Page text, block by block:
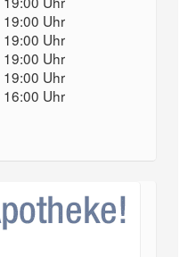
19:00 Uhr
19:00 Uhr
19:00 Uhr
19:00 Uhr
16:00 Uhr